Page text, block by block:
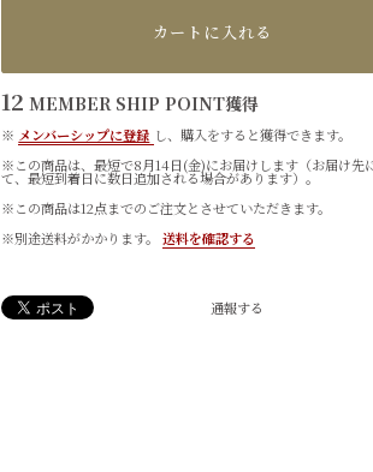
カートに入れる
12 MEMBER SHIP POINT獲得
※ メンバーシップに登録 し、購入をすると獲得できます。
※この商品は、最短で8月14日(金)にお届けします（お届け先
て、最短到着日に数日追加される場合があります）。
※この商品は12点までのご注文とさせていただきます。
※別途送料がかかります。
送料を確認する
通報する